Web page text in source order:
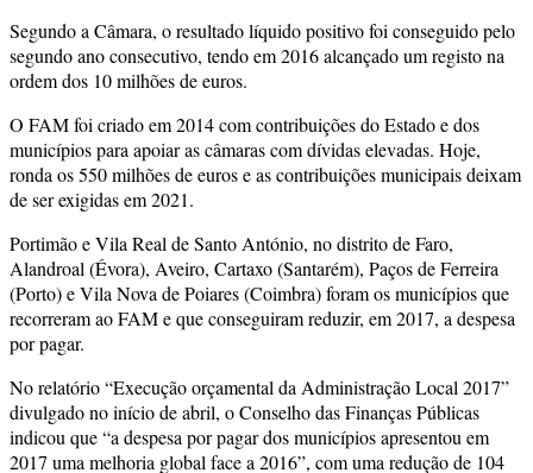
Segundo a Câmara, o resultado líquido positivo foi conseguido pelo
segundo ano consecutivo, tendo em 2016 alcançado um registo na
ordem dos 10 milhões de euros.
O FAM foi criado em 2014 com contribuições do Estado e dos
municípios para apoiar as câmaras com dívidas elevadas. Hoje,
ronda os 550 milhões de euros e as contribuições municipais deixam
de ser exigidas em 2021.
Portimão e Vila Real de Santo António, no distrito de Faro,
Alandroal (Évora), Aveiro, Cartaxo (Santarém), Paços de Ferreira
(Porto) e Vila Nova de Poiares (Coimbra) foram os municípios que
recorreram ao FAM e que conseguiram reduzir, em 2017, a despesa
por pagar.
No relatório “Execução orçamental da Administração Local 2017”
divulgado no início de abril, o Conselho das Finanças Públicas
indicou que “a despesa por pagar dos municípios apresentou em
2017 uma melhoria global face a 2016”, com uma redução de 104